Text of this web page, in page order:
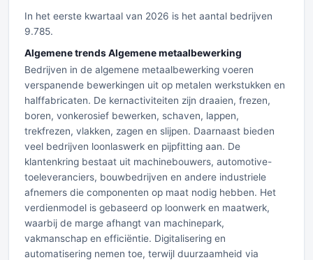
In het eerste kwartaal van 2026 is het aantal bedrijven
9.785.
Algemene trends Algemene metaalbewerking
Bedrijven in de algemene metaalbewerking voeren
verspanende bewerkingen uit op metalen werkstukken en
halffabricaten. De kernactiviteiten zijn draaien, frezen,
boren, vonkerosief bewerken, schaven, lappen,
trekfrezen, vlakken, zagen en slijpen. Daarnaast bieden
veel bedrijven loonlaswerk en pijpfitting aan. De
klantenkring bestaat uit machinebouwers, automotive-
toeleveranciers, bouwbedrijven en andere industriele
afnemers die componenten op maat nodig hebben. Het
verdienmodel is gebaseerd op loonwerk en maatwerk,
waarbij de marge afhangt van machinepark,
vakmanschap en efficiëntie. Digitalisering en
automatisering nemen toe, terwijl duurzaamheid via